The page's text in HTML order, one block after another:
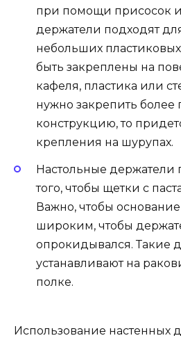
при помощи присосок
держатели подходят
небольших
быть закреплены на
кафеля, пластика или
нужно закрепить более
конструкцию, то
крепления на шурупах.
Настольные держатели
того, чтобы щетки с
Важно, чтобы
широким, чтобы
опрокидывался. Такие
устанавливают на
полке.
Использование настенных